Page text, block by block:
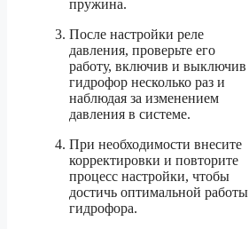
пружина.
После настройки реле
давления, проверьте его
работу, включив и выключив
гидрофор несколько раз и
наблюдая за изменением
давления в системе.
При необходимости внесите
корректировки и повторите
процесс настройки, чтобы
достичь оптимальной работы
гидрофора.